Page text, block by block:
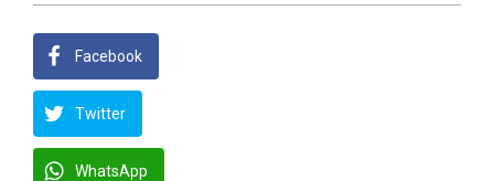
Facebook
Twitter
WhatsApp